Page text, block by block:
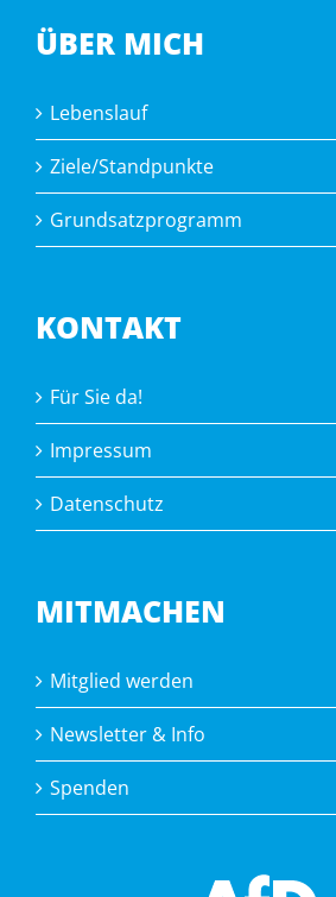
ÜBER MICH
Lebenslauf
Ziele/Standpunkte
Grundsatzprogramm
KONTAKT
Für Sie da!
Impressum
Datenschutz
MITMACHEN
Mitglied werden
Newsletter & Info
Spenden